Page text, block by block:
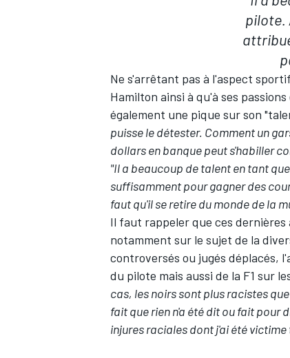
AUTRES CHAMPIONNATS
pilote.
Ne s'arrêtant pas à l'aspect
Hamilton ainsi à qu'à ses
également une pique sur son
puisse le détester. Comment un
dollars en banque peut s'habiller
"Il a beaucoup de talent en tant
suffisamment pour gagner des
faut qu'il se retire du monde de la
Il faut rappeler que ces
notamment sur le sujet de la
controversés ou jugés déplacés,
du pilote mais aussi de la F1 sur
cas, les noirs sont plus racistes
fait que rien n'a été dit ou fait
injures raciales dont j'ai été